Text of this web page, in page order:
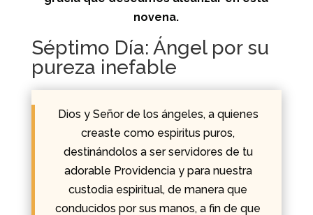
novena.
Séptimo Día: Ángel por su
pureza inefable
Dios y Señor de los ángeles, a quienes
creaste como espiritus puros,
destinándolos a ser servidores de tu
adorable Providencia y para nuestra
custodia espiritual, de manera que
conducidos por sus manos, a fin de que